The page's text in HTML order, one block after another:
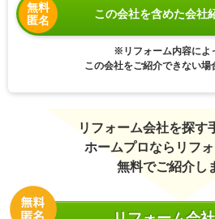
無料
匿名
この会社を含めた会社
※リフォーム内容によ
この会社をご紹介できない場
リフォーム会社を探す
ホームプロならリフ
無料でご紹介し